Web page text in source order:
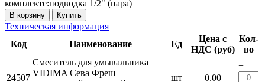
Купить
Техническая информация
Код
Наименование Ед
Цена с
НДС (руб)
Кол-
во
24507
Смеситель для умывальника
VIDIMA Сева Фреш
шт 0.00
+